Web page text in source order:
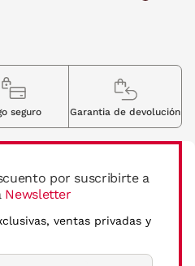
por suscribirte a
Newsletter
ventas privadas y
seguro Garantia de devolución